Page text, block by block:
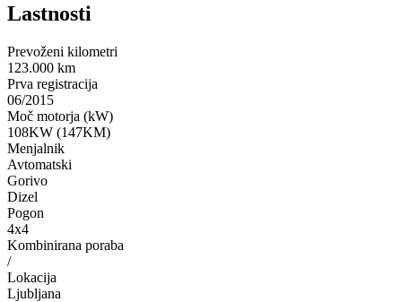
Lastnosti
Prevoženi kilometri
123.000 km
Prva registracija
06/2015
Moč motorja (kW)
108KW (147KM)
Menjalnik
Avtomatski
Gorivo
Dizel
Pogon
4x4
Kombinirana poraba
/
Lokacija
Ljubljana